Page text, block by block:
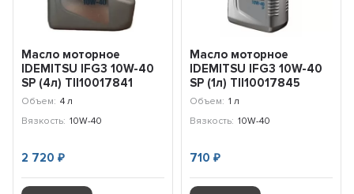
Масло моторное
IDEMITSU IFG3 10W-40
SP (4л) TII10017841
Объем: 4 л
Вязкость: 10W-40
2 720₽
Масло моторное
IDEMITSU IFG3 10W-40
SP (1л) TII10017845
Объем: 1 л
Вязкость: 10W-40
710 ₽